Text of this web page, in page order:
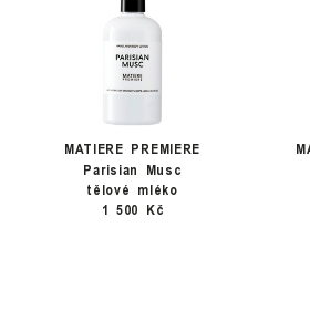
MATIERE PREMIERE
Parisian Musc
tělové mléko
1 500 Kč